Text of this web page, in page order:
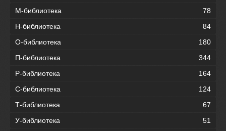
М-библиотека
78
Н-библиотека
84
О-библиотека
180
П-библиотека
344
Р-библиотека
164
С-библиотека
124
Т-библиотека
67
У-библиотека
51